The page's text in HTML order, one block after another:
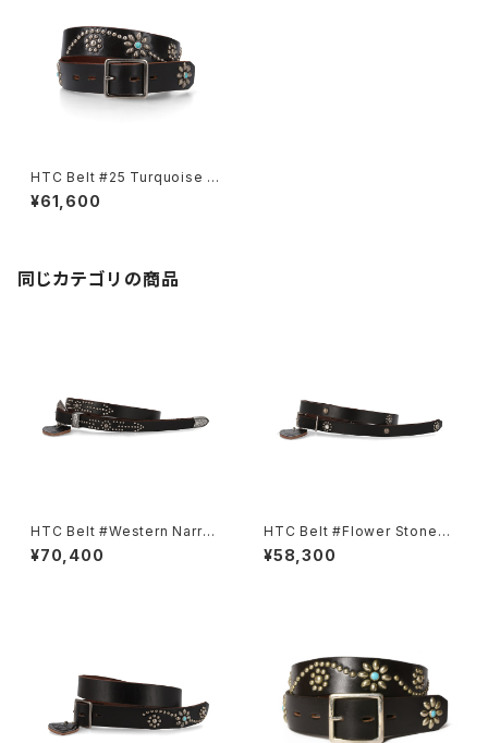
HTC Belt #25 Turquoise 1.
25 W/End
¥61,600
同じカテゴリの商品
HTC Belt #Western Narrow
Born&Arrow Umbrella 0.75
¥70,400
HTC Belt #Flower Stone40
0.75
¥58,300